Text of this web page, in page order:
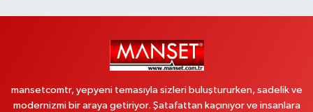
mansetcomtr, yepyeni temasıyla sizleri buluştururken, sadelik ve
modernizmi bir araya getiriyor. Şatafattan kaçınıyor ve insanlara